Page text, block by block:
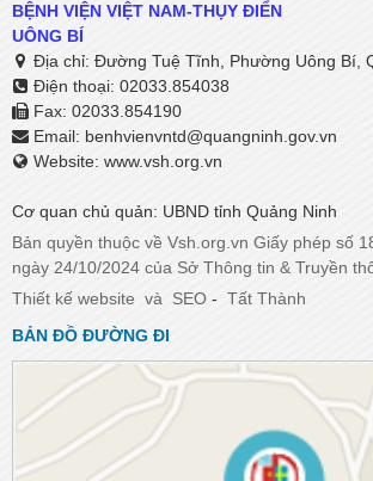
BỆNH VIỆN VIỆT NAM-THỤY ĐIỂN
UÔNG BÍ
Địa chỉ: Đường Tuệ Tĩnh, Phường Uông Bí,
Điện thoại: 02033.854038
Fax: 02033.854190
Email: benhvienvntd@quangninh.gov.vn​​​​​​​
Website: www.vsh.org.vn
Cơ quan chủ quản: UBND tỉnh Quảng Ninh
Bản quyền thuộc về Vsh.org.vn Giấy phép số
ngày 24/10/2024 của Sở Thông tin & Truyền
Thiết kế website và SEO - Tất Thành
BẢN ĐỒ ĐƯỜNG ĐI